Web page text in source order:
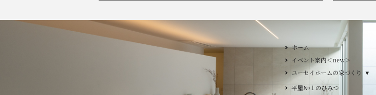
ホーム
イベント案内＜new＞
ユーセイホームの家づくり
構造
平屋№１のひみつ